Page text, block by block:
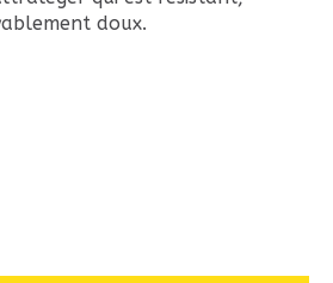
doux.